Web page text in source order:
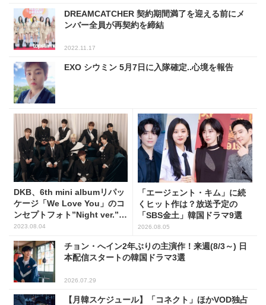
DREAMCATCHER 契約期間満了を迎える前にメ
ンバー全員が再契約を締結
2022.11.17
EXO シウミン 5月7日に入隊確定..心境を報告
DKB、6th mini albumリパッ
ケージ「We Love You」のコ
ンセプトフォト”Night ver.”を
公開
2023.08.04
「エージェント・キム」に続
くヒット作は？放送予定の
「SBS金土」韓国ドラマ9選
2026.08.05
チョン・へイン2年ぶりの主演作！来週(8/3～) 日
本配信スタートの韓国ドラマ3選
2026.07.29
【月韓スケジュール】「コネクト」ほかVOD独占